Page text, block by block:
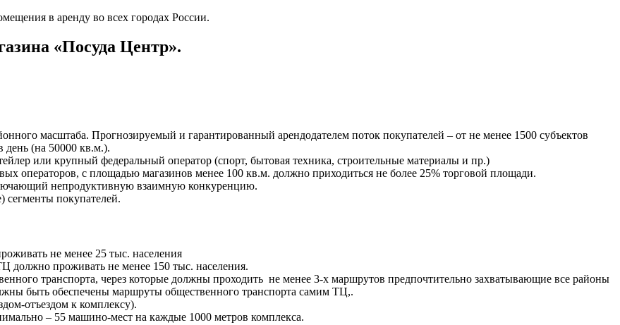
в аренду во всех городах России.
«Посуда Центр».
масштаба. Прогнозируемый и гарантированный арендодателем поток покупателей – от не менее 1500 субъектов
день (на 50000 кв.м.).
или крупный федеральный оператор (спорт, бытовая техника, строительные материалы и пр.)
операторов, с площадью магазинов менее 100 кв.м. должно приходиться не более 25% торговой площади.
непродуктивную взаимную конкуренцию.
сегменты покупателей.
не менее 25 тыс. населения
должно проживать не менее 150 тыс. населения.
транспорта, через которые должны проходить не менее 3-х маршрутов предпочтительно захватывающие все районы
быть обеспечены маршруты общественного транспорта самим ТЦ,.
отъездом к комплексу).
– 55 машино-мест на каждые 1000 метров комплекса.